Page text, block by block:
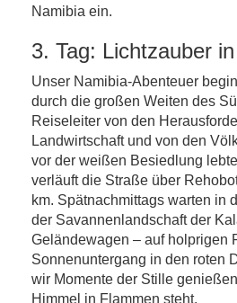
Namibia ein.
3. Tag: Lichtzauber
Unser Namibia-Abenteuer
durch die großen Weiten des
Reiseleiter von den
Landwirtschaft und von den
vor der weißen Besiedlung
verläuft die Straße über
km. Spätnachmittags warten in
der Savannenlandschaft der
Geländewagen – auf holprigen
Sonnenuntergang in den roten
wir Momente der Stille
Himmel in Flammen steht.